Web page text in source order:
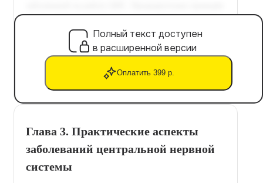
Полный текст доступен
в расширенной версии
Оплатить 399 р.
Глава 3. Практические аспекты
заболеваний центральной нервной
системы